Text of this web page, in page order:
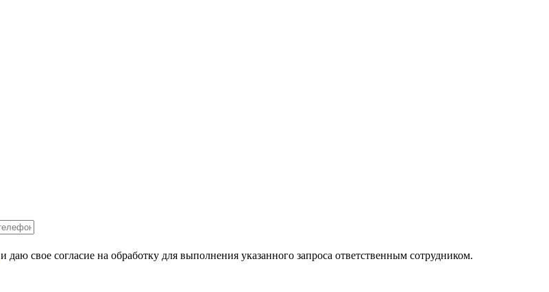
и даю свое согласие на обработку для выполнения указанного запроса ответственным сотрудником.